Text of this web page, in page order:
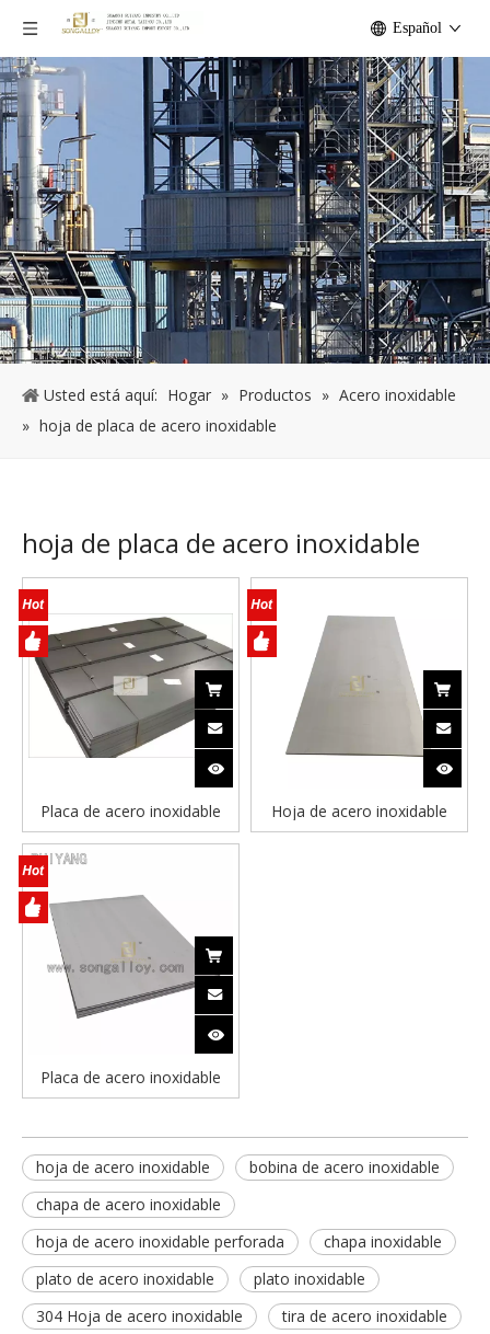
Español
Usted está aquí: Hogar » Productos » Acero inoxidable
» hoja de placa de acero inoxidable
hoja de placa de acero inoxidable
Placa de acero inoxidable
SS410
Hoja de acero inoxidable
Placa de acero inoxidable
hoja de acero inoxidable
bobina de acero inoxidable
chapa de acero inoxidable
hoja de acero inoxidable perforada
chapa inoxidable
plato de acero inoxidable
plato inoxidable
304 Hoja de acero inoxidable
tira de acero inoxidable